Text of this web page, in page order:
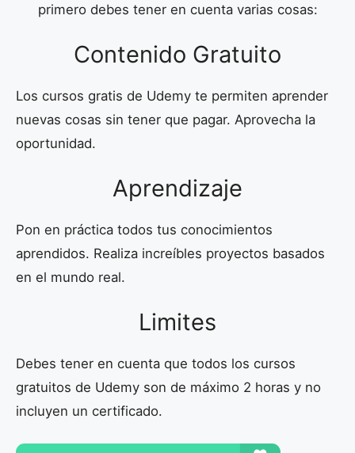
primero debes tener en cuenta varias cosas:
Contenido Gratuito
Los cursos gratis de Udemy te permiten aprender
nuevas cosas sin tener que pagar. Aprovecha la
oportunidad.
Aprendizaje
Pon en práctica todos tus conocimientos
aprendidos. Realiza increíbles proyectos basados
en el mundo real.
Limites
Debes tener en cuenta que todos los cursos
gratuitos de Udemy son de máximo 2 horas y no
incluyen un certificado.